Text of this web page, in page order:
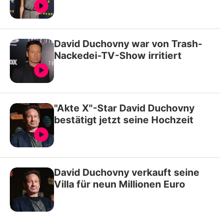
David Duchovny war von Trash-
Nackedei-TV-Show irritiert
"Akte X"-Star David Duchovny
bestätigt jetzt seine Hochzeit
David Duchovny verkauft seine
Villa für neun Millionen Euro